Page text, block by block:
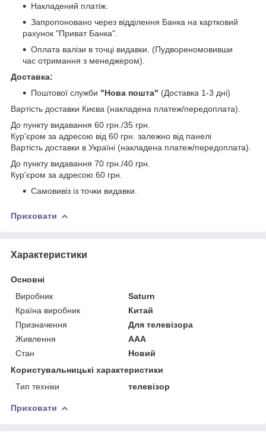
Накладений платіж.
Запропоновано через відділення Банка на картковий
рахунок "Приват Банка".
Оплата валізи в точці видавки. (Пудвореномовивши
час отримання з менеджером).
Доставка:
Поштової служби "Нова пошта" (Доставка 1-3 дні)
Вартість доставки Києва (накладена платеж/передоплата).
До пункту видавання 60 грн./35 грн.
Кур'єром за адресою від 60 грн. залежно від панелі
Вартість доставки в Україні (накладена платеж/передоплата).
До пункту видавання 70 грн./40 грн.
Кур'єром за адресою 60 грн.
Самовивіз із точки видавки.
Приховати
Характеристики
Основні
Виробник
Saturn
Країна виробник
Китай
Призначення
Для телевізора
Живлення
AAA
Стан
Новий
Користувальницькі характеристики
Тип техніки
телевізор
Приховати